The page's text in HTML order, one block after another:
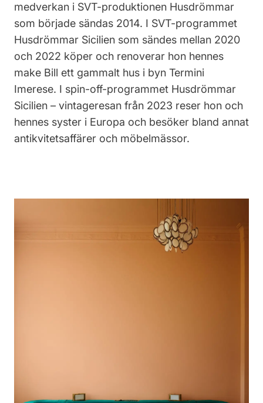
medverkan i SVT-produktionen Husdrömmar
som började sändas 2014. I SVT-programmet
Husdrömmar Sicilien som sändes mellan 2020
och 2022 köper och renoverar hon hennes
make Bill ett gammalt hus i byn Termini
Imerese. I spin-off-programmet Husdrömmar
Sicilien – vintageresan från 2023 reser hon och
hennes syster i Europa och besöker bland annat
antikvitetsaffärer och möbelmässor.